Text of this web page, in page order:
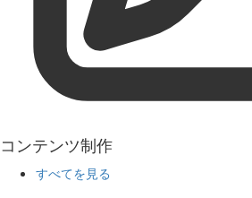
コンテンツ制作
すべてを見る